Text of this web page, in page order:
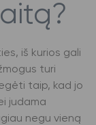
iš kurios gali
turi
taip, kad jo
judama
negu vieną